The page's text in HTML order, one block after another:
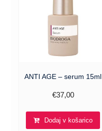
ANTI AGE – serum 15ml
€37,00
Dodaj v košarico